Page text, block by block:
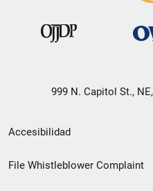
999 N. Capitol St.,
Menú
de
Accesibilidad
File Whistleblower Complaint